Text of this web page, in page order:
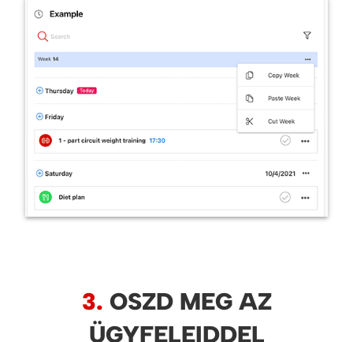
3. OSZD MEG AZ
ÜGYFELEIDDEL